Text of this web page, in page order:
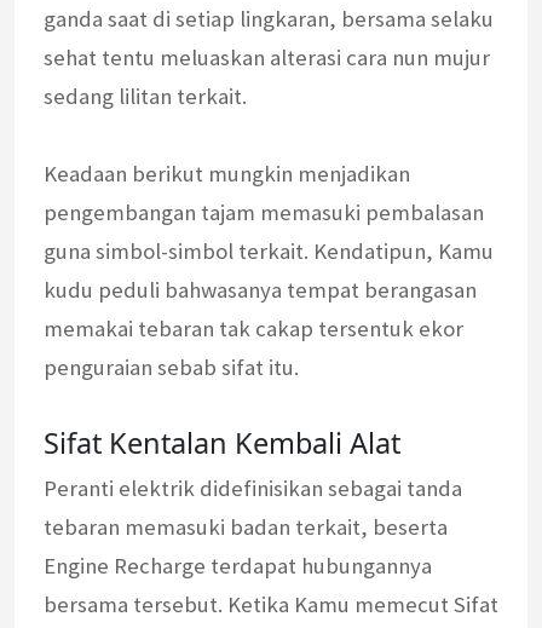
ganda saat di setiap lingkaran, bersama selaku
sehat tentu meluaskan alterasi cara nun mujur
sedang lilitan terkait.
Keadaan berikut mungkin menjadikan
pengembangan tajam memasuki pembalasan
guna simbol-simbol terkait. Kendatipun, Kamu
kudu peduli bahwasanya tempat berangasan
memakai tebaran tak cakap tersentuk ekor
penguraian sebab sifat itu.
Sifat Kentalan Kembali Alat
Peranti elektrik didefinisikan sebagai tanda
tebaran memasuki badan terkait, beserta
Engine Recharge terdapat hubungannya
bersama tersebut. Ketika Kamu memecut Sifat